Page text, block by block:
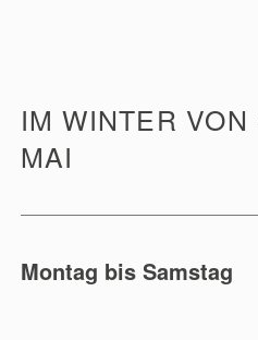
IM WINTER
MAI
Montag bis Samstag